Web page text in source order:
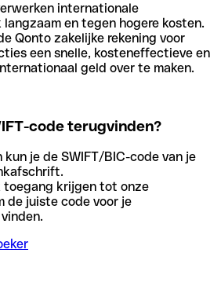
internationale
en tegen hogere kosten.
Qonto zakelijke rekening voor
een snelle, kosteneffectieve en
geld over te maken.
code terugvinden?
kun je de SWIFT/BIC-code van je
toegang krijgen tot onze
de juiste code voor je